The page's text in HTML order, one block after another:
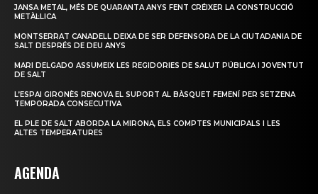
JANSA METAL, MÉS DE QUARANTA ANYS FENT CRÉIXER LA CONSTRUCCIÓ
METÀL·LICA
MONTSERRAT CANADELL DEIXA DE SER DEFENSORA DE LA CIUTADANIA DE
SALT DESPRÉS DE DEU ANYS
MARI DELGADO ASSUMEIX LES REGIDORIES DE SALUT PÚBLICA I JOVENTUT
DE SALT
L’ESPAI GIRONÈS RENOVA EL SUPORT AL BÀSQUET FEMENÍ PER SETZENA
TEMPORADA CONSECUTIVA
EL PLE DE SALT ABORDA LA MIRONA, ELS COMPTES MUNICIPALS I LES
ALTES TEMPERATURES
AGENDA